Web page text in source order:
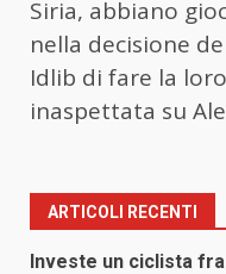
Siria, abbiano
nella decisione
Idlib di fare la
inaspettata su
ARTICOLI RECENTI
Investe un ciclista